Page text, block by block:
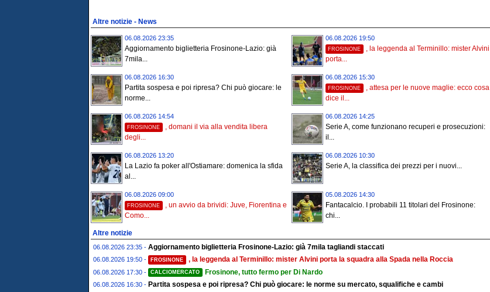
Altre notizie - News
06.08.2026 23:35
Aggiornamento biglietteria Frosinone-Lazio: già
7mila...
06.08.2026 19:50
FROSINONE
, la leggenda al Terminillo: mister Alvini
porta...
06.08.2026 16:30
Partita sospesa e poi ripresa? Chi può giocare: le
norme...
06.08.2026 15:30
FROSINONE
, attesa per le nuove maglie: ecco cosa
dice il...
06.08.2026 14:54
FROSINONE
, domani il via alla vendita libera
degli...
06.08.2026 14:25
Serie A, come funzionano recuperi e prosecuzioni:
il...
06.08.2026 13:20
La Lazio fa poker all'Ostiamare: domenica la sfida
al...
06.08.2026 10:30
Serie A, la classifica dei prezzi per i nuovi...
06.08.2026 09:00
FROSINONE
, un avvio da brividi: Juve, Fiorentina e
Como...
05.08.2026 14:30
Fantacalcio. I probabili 11 titolari del Frosinone:
chi...
Altre notizie
06.08.2026 23:35 - Aggiornamento biglietteria Frosinone-Lazio: già 7mila tagliandi staccati
06.08.2026 19:50 - FROSINONE , la leggenda al Terminillo: mister Alvini porta la squadra alla Spada nella Roccia
06.08.2026 17:30 - CALCIOMERCATO Frosinone, tutto fermo per Di Nardo
06.08.2026 16:30 - Partita sospesa e poi ripresa? Chi può giocare: le norme su mercato, squalifiche e cambi